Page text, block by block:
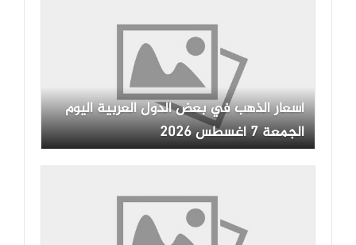
أسعار الذهب في بعض الدول العربية اليوم
الجمعة 7 أغسطس 2026